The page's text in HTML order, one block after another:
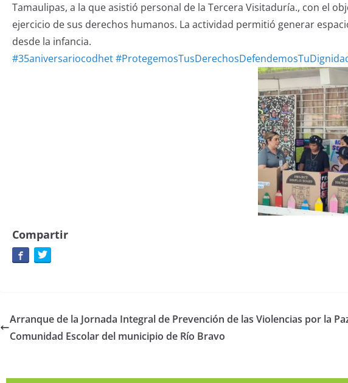
Tamaulipas, a la que asistió personal de la Tercera Visitaduría., con el
ejercicio de sus derechos humanos. La actividad permitió generar
desde la infancia.
#35aniversariocodhet
Compartir
Arranque de la Jornada Integral de Prevención de las Violencias por la
Comunidad Escolar del municipio de Río Bravo